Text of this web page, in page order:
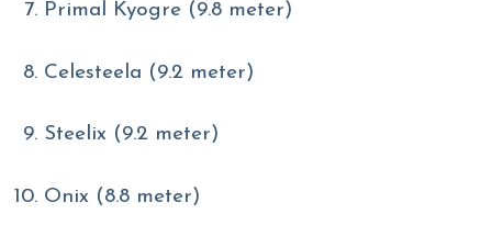
Primal Kyogre (9.8 meter)
Celesteela (9.2 meter)
Steelix (9.2 meter)
Onix (8.8 meter)